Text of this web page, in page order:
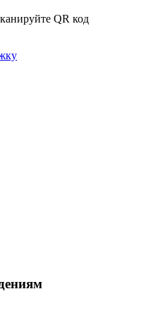
QR код